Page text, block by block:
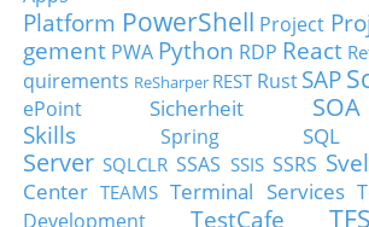
Platform PowerShell Project
gement PWA Python RDP React
quirements ReSharper REST Rust SAP
ePoint
Sicherheit SOA
Skills
Spring SQL
Server SQLCLR SSAS SSIS SSRS
Center TEAMS Terminal Services
Development
TestCafe TFS